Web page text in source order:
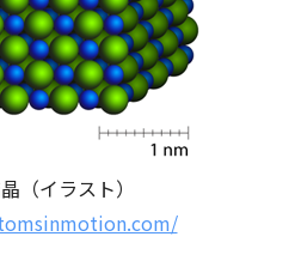
（イラスト）